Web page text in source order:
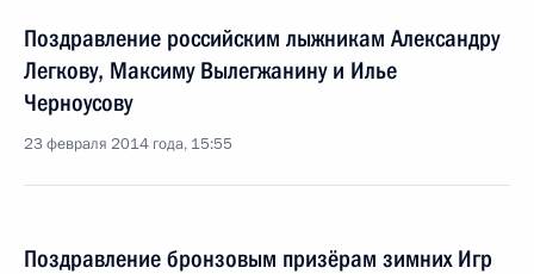
Поздравление российским лыжникам Александру
Легкову, Максиму Вылегжанину и Илье
Черноусову
23 февраля 2014 года, 15:55
Поздравление бронзовым призёрам зимних Игр